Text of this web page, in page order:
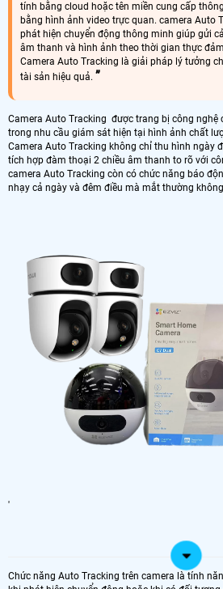
tính bằng cloud hoặc tên miền cung cấp
bằng hình ảnh video trực quan. camera Auto
phát hiện chuyển động thông minh giúp gửi
âm thanh và hình ảnh theo thời gian thực
Camera Auto Tracking là giải pháp lý tưởng
tài sản hiệu quả.
Camera Auto Tracking được trang bị công nghệ
trong nhu cầu giám sát hiện tại hình ảnh chất
Camera Auto Tracking không chỉ thu hình ngày
tích hợp đàm thoại 2 chiều âm thanh to rõ với
camera Auto Tracking còn có chức năng báo
nhạy cả ngày và đêm điều mà mắt thường
'
Chức năng Auto Tracking trên camera là tính